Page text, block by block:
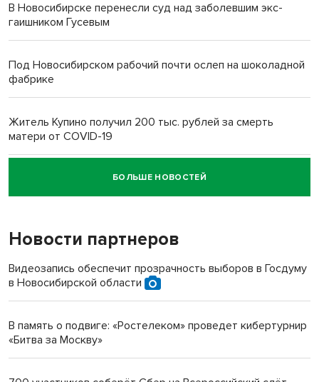
В Новосибирске перенесли суд над заболевшим экс-
гаишником Гусевым
Под Новосибирском рабочий почти ослеп на шоколадной
фабрике
Житель Купино получил 200 тыс. рублей за смерть
матери от COVID-19
Новосибирский суд наказал водителя за смерть
пенсионерки на вокзале
БОЛЬШЕ НОВОСТЕЙ
Новости партнеров
Видеозапись обеспечит прозрачность выборов в Госдуму
в Новосибирской области
В память о подвиге: «Ростелеком» проведет кибертурнир
«Битва за Москву»